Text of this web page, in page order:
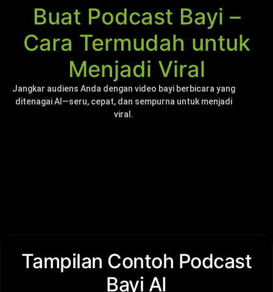
Buat Podcast Bayi –
Cara Termudah untuk
Menjadi Viral
Jangkar audiens Anda dengan video bayi berbicara yang
ditenagai AI—seru, cepat, dan sempurna untuk menjadi
viral.
Tampilan Contoh Podcast
Bayi AI